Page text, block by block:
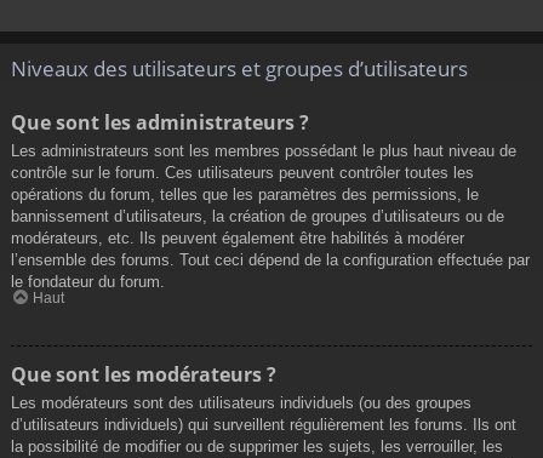
Niveaux des utilisateurs et groupes d’utilisateurs
Que sont les administrateurs ?
Les administrateurs sont les membres possédant le plus haut niveau de
contrôle sur le forum. Ces utilisateurs peuvent contrôler toutes les
opérations du forum, telles que les paramètres des permissions, le
bannissement d’utilisateurs, la création de groupes d’utilisateurs ou de
modérateurs, etc. Ils peuvent également être habilités à modérer
l’ensemble des forums. Tout ceci dépend de la configuration effectuée par
le fondateur du forum.
Haut
Que sont les modérateurs ?
Les modérateurs sont des utilisateurs individuels (ou des groupes
d’utilisateurs individuels) qui surveillent régulièrement les forums. Ils ont
la possibilité de modifier ou de supprimer les sujets, les verrouiller, les